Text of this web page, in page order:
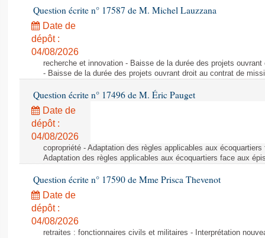
Dossiers législatifs
Budget et sécurité sociale
Questions écrites et orales
Comptes rendus des débats
Question écrite n° 17587 de M. Michel Lauzzana
Date de
dépôt :
04/08/2026
recherche et innovation - Baisse de la durée des projets
- Baisse de la durée des projets ouvrant droit au contrat de
Question écrite n° 17496 de M. Éric Pauget
Date de
dépôt :
04/08/2026
copropriété - Adaptation des règles applicables aux
Adaptation des règles applicables aux écoquartiers face aux
Question écrite n° 17590 de Mme Prisca Thevenot
Date de
dépôt :
04/08/2026
retraites : fonctionnaires civils et militaires - Interprétation